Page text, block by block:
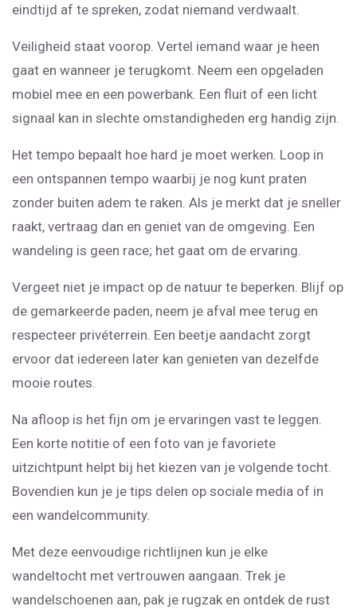
eindtijd af te spreken, zodat niemand verdwaalt.
Veiligheid staat voorop. Vertel iemand waar je heen
gaat en wanneer je terugkomt. Neem een opgeladen
mobiel mee en een powerbank. Een fluit of een licht
signaal kan in slechte omstandigheden erg handig zijn.
Het tempo bepaalt hoe hard je moet werken. Loop in
een ontspannen tempo waarbij je nog kunt praten
zonder buiten adem te raken. Als je merkt dat je sneller
raakt, vertraag dan en geniet van de omgeving. Een
wandeling is geen race; het gaat om de ervaring.
Vergeet niet je impact op de natuur te beperken. Blijf op
de gemarkeerde paden, neem je afval mee terug en
respecteer privéterrein. Een beetje aandacht zorgt
ervoor dat iedereen later kan genieten van dezelfde
mooie routes.
Na afloop is het fijn om je ervaringen vast te leggen.
Een korte notitie of een foto van je favoriete
uitzichtpunt helpt bij het kiezen van je volgende tocht.
Bovendien kun je je tips delen op sociale media of in
een wandelcommunity.
Met deze eenvoudige richtlijnen kun je elke
wandeltocht met vertrouwen aangaan. Trek je
wandelschoenen aan, pak je rugzak en ontdek de rust